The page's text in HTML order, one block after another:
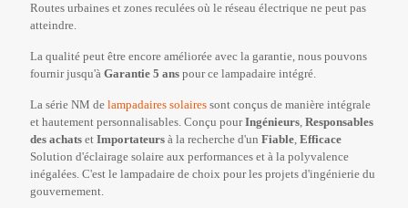
Routes urbaines et zones reculées où le réseau électrique ne peut pas
atteindre.
La qualité peut être encore améliorée avec la garantie, nous pouvons
fournir jusqu'à Garantie 5 ans pour ce lampadaire intégré.
La série NM de lampadaires solaires sont conçus de manière intégrale
et hautement personnalisables. Conçu pourIngénieurs, Responsables
des achats et Importateurs à la recherche d'un Fiable, Efficace
Solution d'éclairage solaire aux performances et à la polyvalence
inégalées. C'est le lampadaire de choix pour les projets d'ingénierie du
gouvernement.